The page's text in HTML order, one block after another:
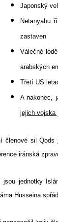
Japonský
Netanyahu
zastaven
Válečné
arabských
Třetí US
A nakonec,
jejich vojska
členové sil
iránská
jsou jednotky
Husseina